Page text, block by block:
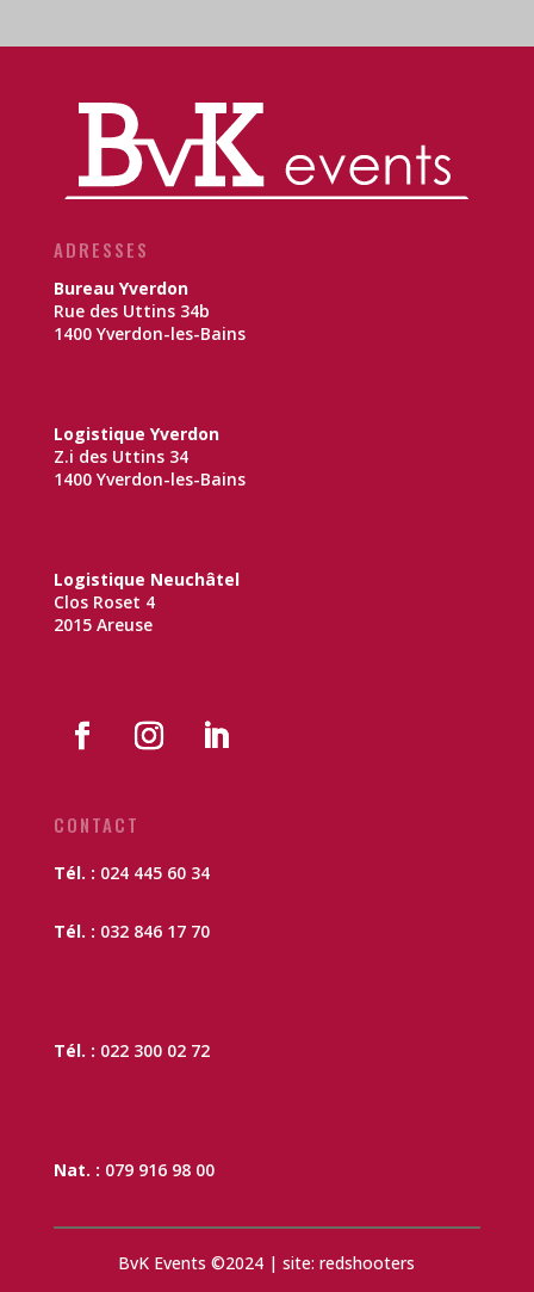
ADRESSES
Bureau Yverdon
Rue des Uttins 34b
1400 Yverdon-les-Bains
Logistique Yverdon
Z.i des Uttins 34
1400 Yverdon-les-Bains
Logistique Neuchâtel
Clos Roset 4
2015 Areuse
CONTACT
Tél. : 024 445 60 34
Tél. : 032 846 17 70
Tél. : 022 300 02 72
Nat. : 079 916 98 00
BvK Events ©2024 | site: redshooters